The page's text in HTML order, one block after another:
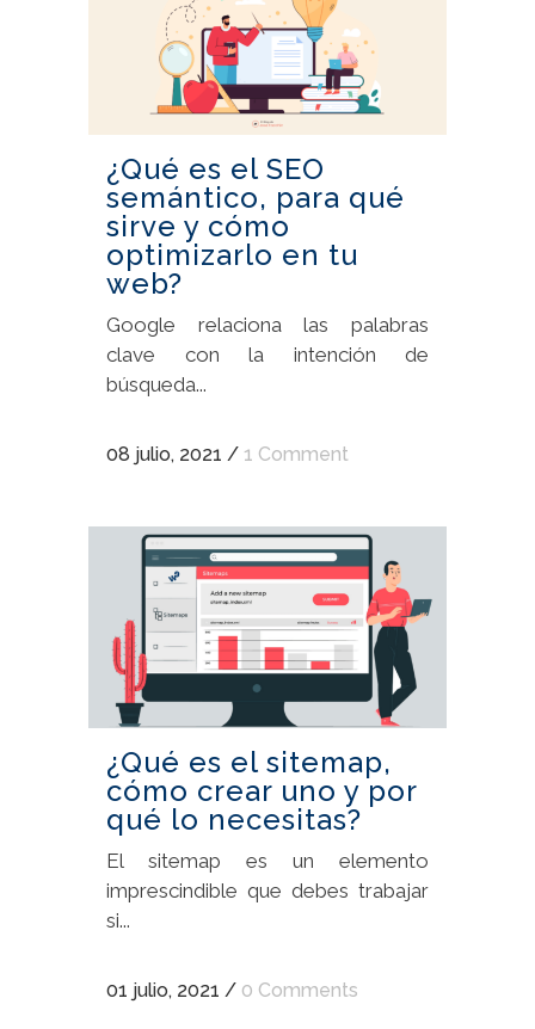
¿Qué es el SEO
semántico, para qué
sirve y cómo
optimizarlo en tu
web?
Google relaciona las palabras
clave con la intención de
búsqueda...
08 julio, 2021 / 1 Comment
¿Qué es el sitemap,
cómo crear uno y por
qué lo necesitas?
El sitemap es un elemento
imprescindible que debes trabajar
si...
01 julio, 2021 / 0 Comments